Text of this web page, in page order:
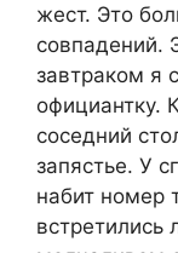
жест. Это
совпадений.
завтраком я
официантку.
соседний
запястье. У
набит номер
встретились